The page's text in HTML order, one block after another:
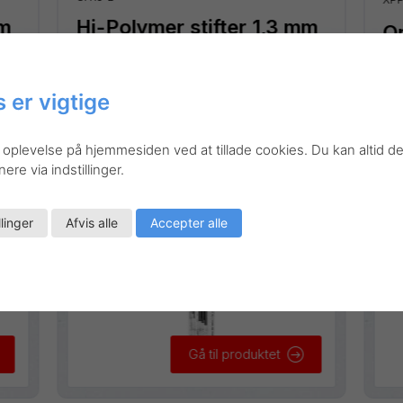
Hi-Polymer stifter 1,3 mm
Gå til produktet
er vigtige
på hjemmesiden ved at tillade cookies. Du kan altid
via indstillinger.
Afvis alle Accepter alle